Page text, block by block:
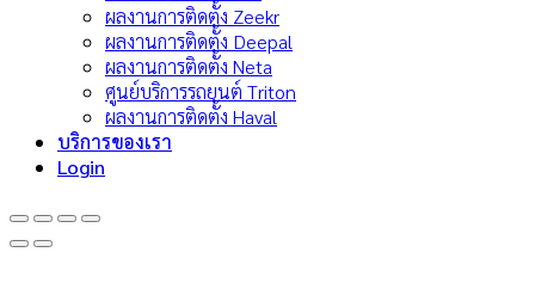
ผลงานการติดตั้ง Zeekr
ผลงานการติดตั้ง Deepal
ผลงานการติดตั้ง Neta
ศูนย์บริการรถยนต์ Triton
ผลงานการติดตั้ง Haval
บริการของเรา
Login